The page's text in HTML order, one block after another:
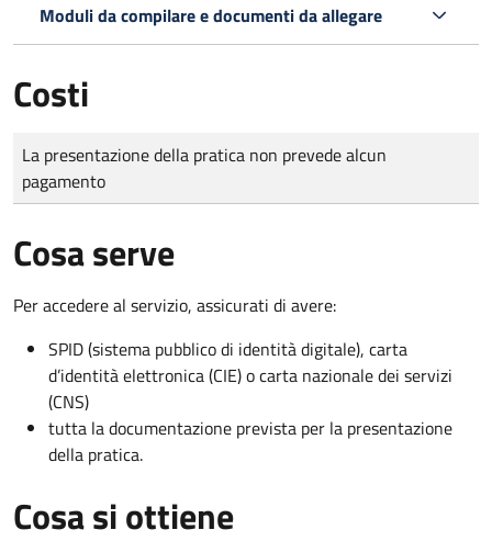
Moduli da compilare e documenti da allegare
Costi
Tipo di pagamento
Importo
La presentazione della pratica non prevede alcun
pagamento
Cosa serve
Per accedere al servizio, assicurati di avere:
SPID (sistema pubblico di identità digitale), carta
d’identità elettronica (CIE) o carta nazionale dei servizi
(CNS)
tutta la documentazione prevista per la presentazione
della pratica.
Cosa si ottiene